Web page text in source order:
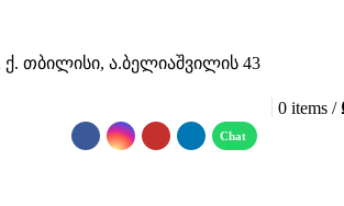
ქ. თბილისი, ა.ბელიაშვილის 43
0 items /